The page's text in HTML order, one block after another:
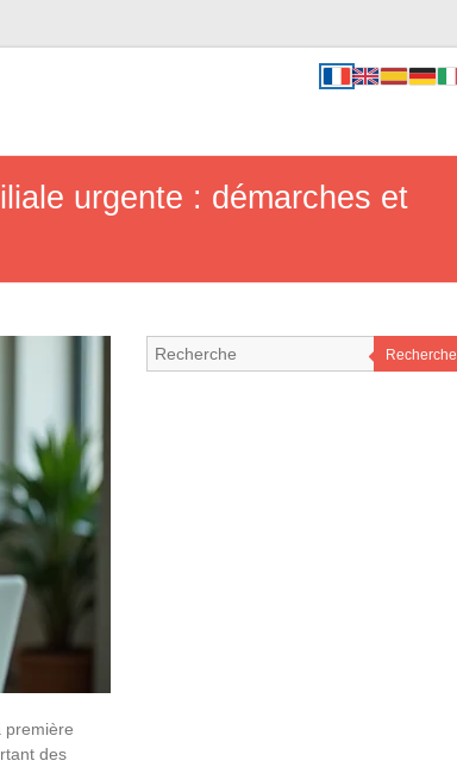
urgente : démarches et
première
des
Recherche